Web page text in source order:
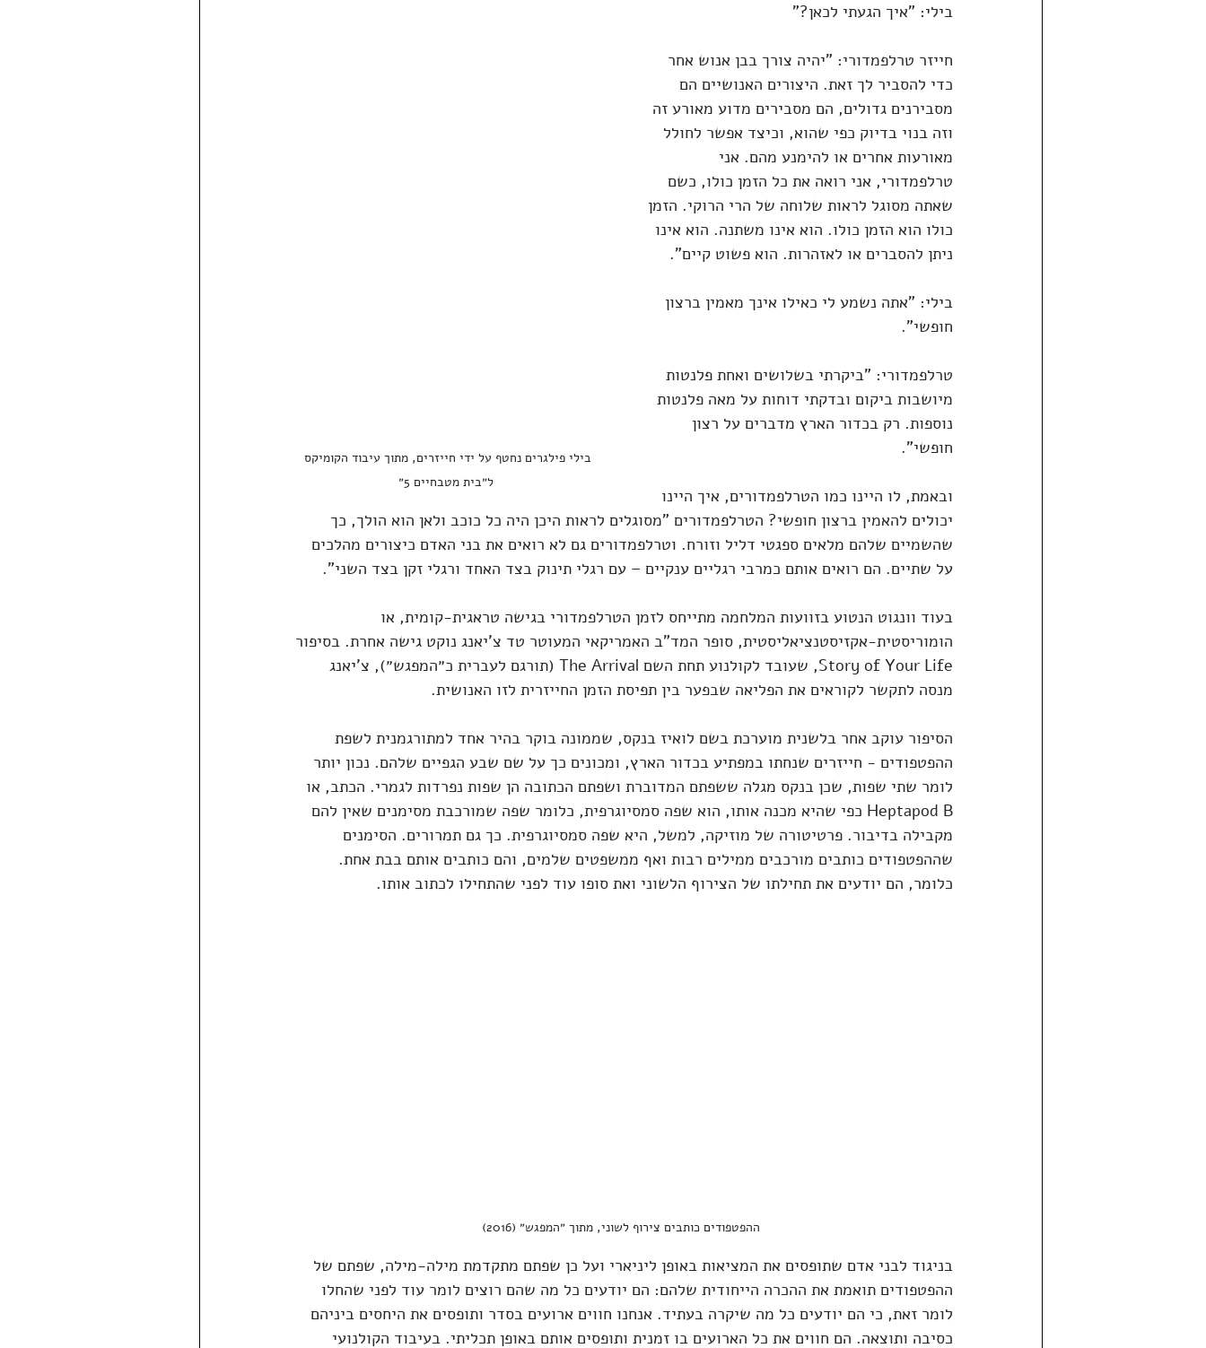
בילי פילגרים נחטף על ידי חייזרים, מתוך עיבוד הקומיקס
ל״בית מטבחיים 5״
בילי: "איך הגעתי לכאן?"
חייזר טרלפמדורי: "יהיה צורך בבן אנוש אחר
כדי להסביר לך זאת. היצורים האנושיים הם
מסבירנים גדולים, הם מסבירים מדוע מאורע זה
וזה בנוי בדיוק כפי שהוא, וכיצד אפשר לחולל
מאורעות אחרים או להימנע מהם. אני
טרלפמדורי, אני רואה את כל הזמן כולו, כשם
שאתה מסוגל לראות שלוחה של הרי הרוקי. הזמן
כולו הוא הזמן כולו. הוא אינו משתנה. הוא אינו
ניתן להסברים או לאזהרות. הוא פשוט קיים".
בילי: "אתה נשמע לי כאילו אינך מאמין ברצון
חופשי".
טרלפמדורי: "ביקרתי בשלושים ואחת פלנטות
מיושבות ביקום ובדקתי דוחות על מאה פלנטות
נוספות. רק בכדור הארץ מדברים על רצון
חופשי".
ובאמת, לו היינו כמו הטרלפמדורים, איך היינו
יכולים להאמין ברצון חופשי? הטרלפמדורים "מסוגלים לראות היכן היה כל כוכב ולאן הוא הולך, כך
שהשמיים שלהם מלאים ספגטי דליל וזורח. וטרלפמדורים גם לא רואים את בני האדם כיצורים מהלכים
על שתיים. הם רואים אותם כמרבי רגליים ענקיים – עם רגלי תינוק בצד האחד ורגלי זקן בצד השני".
בעוד וונגוט הנטוע בזוועות המלחמה מתייחס לזמן הטרלפמדורי בגישה טראגית-קומית, או
הומוריסטית-אקזיסטנציאליסטית, סופר המד"ב האמריקאי המעוטר טד צ'יאנג נוקט גישה אחרת. בסיפור
Story of Your Life, שעובד לקולנוע תחת השם The Arrival (תורגם לעברית כ״המפגש״), צ'יאנג
מנסה לתקשר לקוראים את הפליאה שבפער בין תפיסת הזמן החייזרית לזו האנושית.
הסיפור עוקב אחר בלשנית מוערכת בשם לואיז בנקס, שממונה בוקר בהיר אחד למתורגמנית לשפת
ההפטפודים - חייזרים שנחתו במפתיע בכדור הארץ, ומכונים כך על שם שבע הגפיים שלהם. נכון יותר
לומר שתי שפות, שכן בנקס מגלה ששפתם המדוברת ושפתם הכתובה הן שפות נפרדות לגמרי. הכתב, או
Heptapod B כפי שהיא מכנה אותו, הוא שפה סמסיוגרפית, כלומר שפה שמורכבת מסימנים שאין להם
מקבילה בדיבור. פרטיטורה של מוזיקה, למשל, היא שפה סמסיוגרפית. כך גם תמרורים. הסימנים
שההפטפודים כותבים מורכבים ממילים רבות ואף ממשפטים שלמים, והם כותבים אותם בבת אחת.
כלומר, הם יודעים את תחילתו של הצירוף הלשוני ואת סופו עוד לפני שהתחילו לכתוב אותו.
ההפטפודים כותבים צירוף לשוני, מתוך ״המפגש״ (2016)
בניגוד לבני אדם שתופסים את המציאות באופן ליניארי ועל כן שפתם מתקדמת מילה-מילה, שפתם של
ההפטפודים תואמת את ההכרה הייחודית שלהם: הם יודעים כל מה שהם רוצים לומר עוד לפני שהחלו
לומר זאת, כי הם יודעים כל מה שיקרה בעתיד. אנחנו חווים ארועים בסדר ותופסים את היחסים ביניהם
כסיבה ותוצאה. הם חווים את כל הארועים בו זמנית ותופסים אותם באופן תכליתי. בעיבוד הקולנועי